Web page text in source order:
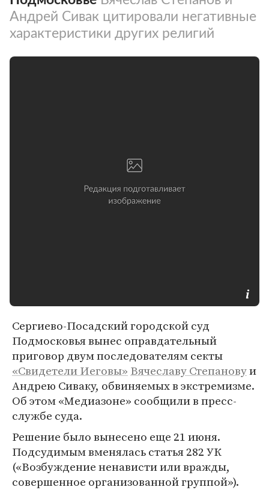
Андрей Сивак цитировали негативные
характеристики других религий
Сергиево-Посадский городской суд
Подмосковья вынес оправдательный
приговор двум последователям секты
«Свидетели Иеговы» Вячеславу Степановуи
Андрею Сиваку, обвиняемых в экстремизме.
Об этом «Медиазоне» сообщили в пресс-
службе суда.
Решение было вынесено еще 21 июня.
Подсудимым вменялась статья 282 УК
(«Возбуждение ненависти или вражды,
совершенное организованной группой»).